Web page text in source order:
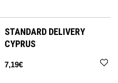
STANDARD DELIVERY
CYPRUS
7,19€